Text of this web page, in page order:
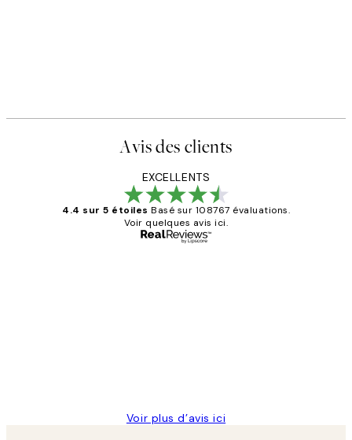
Avis des clients
EXCELLENTS
4.4 sur 5 étoiles Basé sur 108767 évaluations.
Voir quelques avis ici.
Voir plus d’avis ici